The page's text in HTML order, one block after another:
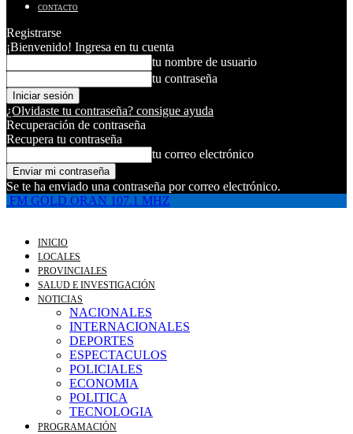
CONTACTO
Registrarse
¡Bienvenido! Ingresa en tu cuenta
tu nombre de usuario
tu contraseña
¿Olvidaste tu contraseña? consigue ayuda
Recuperación de contraseña
Recupera tu contraseña
tu correo electrónico
Se te ha enviado una contraseña por correo electrónico.
FM GOLD ORAN 107.1 MHZ
INICIO
LOCALES
PROVINCIALES
SALUD E INVESTIGACIÓN
NOTICIAS
NACIONALES
INTERNACIONALES
DEPORTES
ESPECTACULOS
POLICIALES
ECONOMIA
POLITICA
TECNOLOGIA
PROGRAMACIÓN